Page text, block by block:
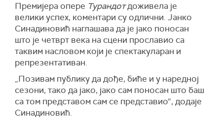
Премијера опере Турандотдоживела је
велики успех, коментари су одлични. Јанко
Синадиновић наглашава да је јако поносан
што је четврт века на сцени прославио са
таквим насловом који је спектакуларан и
репрезентативан.
„Позивам публику да дође, биће и у наредној
сезони, тако да јако, јако сам поносан што баш
са том представом сам се представио“, додаје
Синадиновић.